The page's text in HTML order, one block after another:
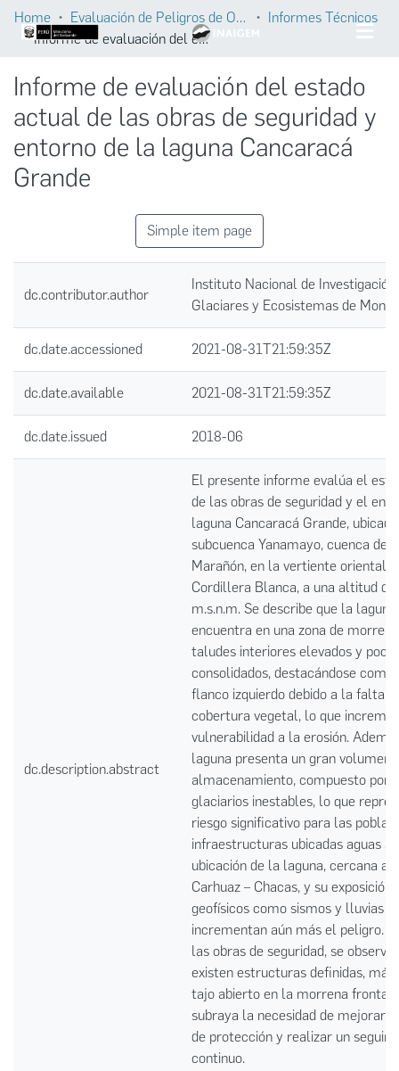
Home Evaluación de Peligros de Origen Glaciar
Informes Técnicos
Informe de evaluación del estado actual de las obras de seguridad y entorno de la laguna Cancaracá Grande
Informe de evaluación del estado
actual de las obras de seguridad y
entorno de la laguna Cancaracá
Grande
Simple item page
dc.contributor.author
Instituto Nacional de Investigación
Glaciares y Ecosistemas de
dc.date.accessioned 2021-08-31T21:59:35Z
dc.date.available 2021-08-31T21:59:35Z
dc.date.issued 2018-06
dc.description.abstract
El presente informe evalúa el
de las obras de seguridad y el
laguna Cancaracá Grande,
subcuenca Yanamayo, cuenca del
Marañón, en la vertiente oriental
Cordillera Blanca, a una altitud de
m.s.n.m. Se describe que la laguna
encuentra en una zona de
taludes interiores elevados y poco
consolidados, destacándose
flanco izquierdo debido a la falta
cobertura vegetal, lo que
vulnerabilidad a la erosión.
laguna presenta un gran volumen
almacenamiento, compuesto por
glaciarios inestables, lo que
riesgo significativo para las
infraestructuras ubicadas aguas
ubicación de la laguna, cercana a
Carhuaz – Chacas, y su exposición
geofísicos como sismos y lluvias
incrementan aún más el peligro.
las obras de seguridad, se observa
existen estructuras definidas, más
tajo abierto en la morrena frontal,
subraya la necesidad de mejorar
de protección y realizar un
continuo.